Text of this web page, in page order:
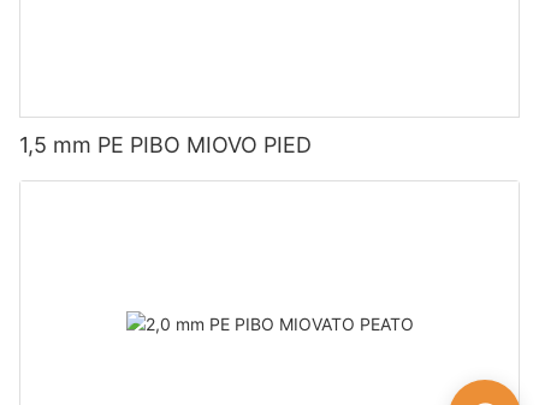
1,5 mm PE PIBO MIOVO PIED